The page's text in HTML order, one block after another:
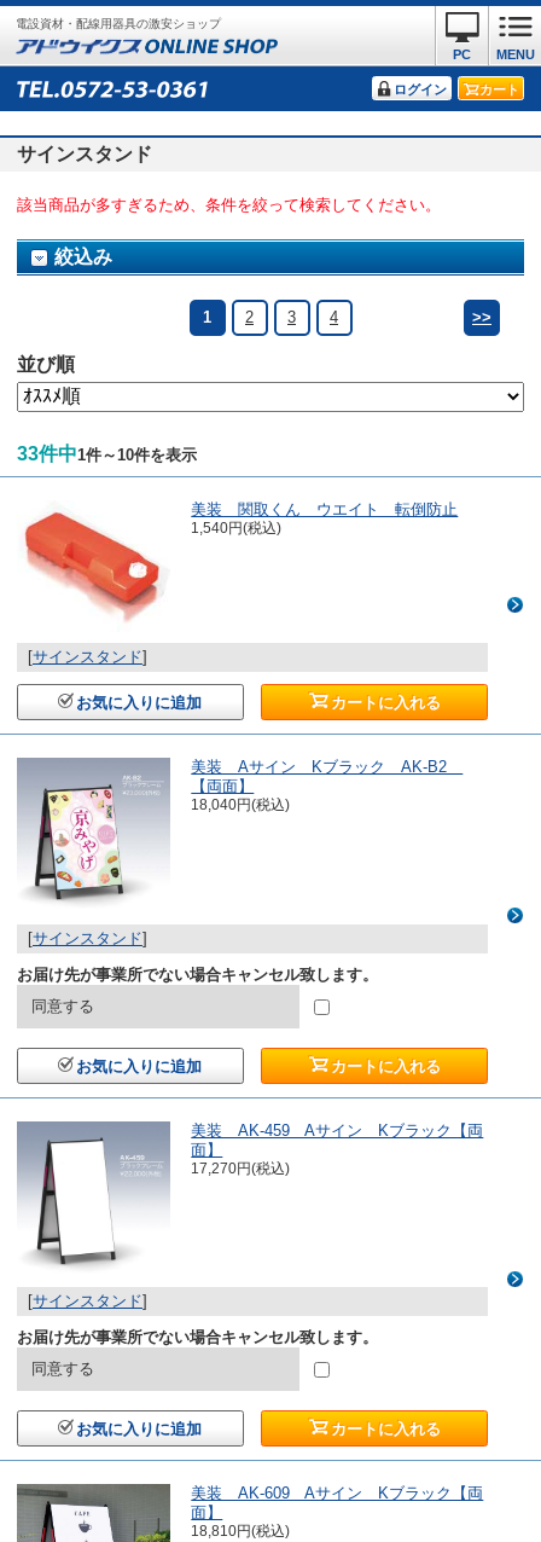
電設資材・配線用器具の激安ショップ
MENU
PC
ログイン カート
サインスタンド
該当商品が多すぎるため、条件を絞って検索してください。
絞込み
1 2 3 4 >>
並び順
33件中1件～10件を表示
美装 関取くん ウエイト 転倒防止
1,540円(税込)
[サインスタンド]
お気に入りに追加 カートに入れる
美装 Aサイン Kブラック AK-B2
【両面】
18,040円(税込)
[サインスタンド]
お届け先が事業所でない場合キャンセル致します。
同意する
お気に入りに追加 カートに入れる
美装 AK-459 Aサイン Kブラック【両
面】
17,270円(税込)
[サインスタンド]
お届け先が事業所でない場合キャンセル致します。
同意する
お気に入りに追加 カートに入れる
美装 AK-609 Aサイン Kブラック【両
面】
18,810円(税込)